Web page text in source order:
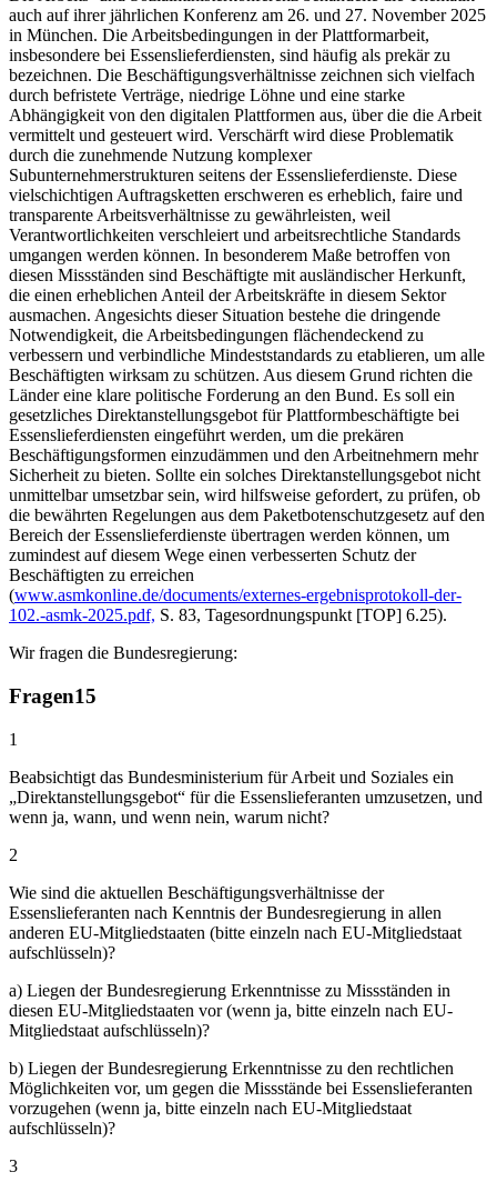
auch auf ihrer jährlichen Konferenz am 26. und 27. November 2025
in München. Die Arbeitsbedingungen in der Plattformarbeit,
insbesondere bei Essenslieferdiensten, sind häufig als prekär zu
bezeichnen. Die Beschäftigungsverhältnisse zeichnen sich vielfach
durch befristete Verträge, niedrige Löhne und eine starke
Abhängigkeit von den digitalen Plattformen aus, über die die Arbeit
vermittelt und gesteuert wird. Verschärft wird diese Problematik
durch die zunehmende Nutzung komplexer
Subunternehmerstrukturen seitens der Essenslieferdienste. Diese
vielschichtigen Auftragsketten erschweren es erheblich, faire und
transparente Arbeitsverhältnisse zu gewährleisten, weil
Verantwortlichkeiten verschleiert und arbeitsrechtliche Standards
umgangen werden können. In besonderem Maße betroffen von
diesen Missständen sind Beschäftigte mit ausländischer Herkunft,
die einen erheblichen Anteil der Arbeitskräfte in diesem Sektor
ausmachen. Angesichts dieser Situation bestehe die dringende
Notwendigkeit, die Arbeitsbedingungen flächendeckend zu
verbessern und verbindliche Mindeststandards zu etablieren, um alle
Beschäftigten wirksam zu schützen. Aus diesem Grund richten die
Länder eine klare politische Forderung an den Bund. Es soll ein
gesetzliches Direktanstellungsgebot für Plattformbeschäftigte bei
Essenslieferdiensten eingeführt werden, um die prekären
Beschäftigungsformen einzudämmen und den Arbeitnehmern mehr
Sicherheit zu bieten. Sollte ein solches Direktanstellungsgebot nicht
unmittelbar umsetzbar sein, wird hilfsweise gefordert, zu prüfen, ob
die bewährten Regelungen aus dem Paketbotenschutzgesetz auf den
Bereich der Essenslieferdienste übertragen werden können, um
zumindest auf diesem Wege einen verbesserten Schutz der
Beschäftigten zu erreichen
(www.asmkonline.de/documents/externes-ergebnisprotokoll-der-
102.-asmk-2025.pdf, S. 83, Tagesordnungspunkt [TOP] 6.25).
Wir fragen die Bundesregierung:
Fragen15
1
Beabsichtigt das Bundesministerium für Arbeit und Soziales ein
„Direktanstellungsgebot“ für die Essenslieferanten umzusetzen, und
wenn ja, wann, und wenn nein, warum nicht?
2
Wie sind die aktuellen Beschäftigungsverhältnisse der
Essenslieferanten nach Kenntnis der Bundesregierung in allen
anderen EU-Mitgliedstaaten (bitte einzeln nach EU-Mitgliedstaat
aufschlüsseln)?
a) Liegen der Bundesregierung Erkenntnisse zu Missständen in
diesen EU-Mitgliedstaaten vor (wenn ja, bitte einzeln nach EU-
Mitgliedstaat aufschlüsseln)?
b) Liegen der Bundesregierung Erkenntnisse zu den rechtlichen
Möglichkeiten vor, um gegen die Missstände bei Essenslieferanten
vorzugehen (wenn ja, bitte einzeln nach EU-Mitgliedstaat
aufschlüsseln)?
3